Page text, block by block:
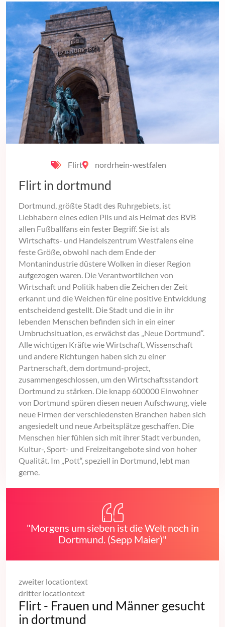
Flirt nordrhein-westfalen
Flirt in dortmund
Dortmund, größte Stadt des Ruhrgebiets, ist
Liebhabern eines edlen Pils und als Heimat des BVB
allen Fußballfans ein fester Begriff. Sie ist als
Wirtschafts- und Handelszentrum Westfalens eine
feste Größe, obwohl nach dem Ende der
Montanindustrie düstere Wolken in dieser Region
aufgezogen waren. Die Verantwortlichen von
Wirtschaft und Politik haben die Zeichen der Zeit
erkannt und die Weichen für eine positive Entwicklung
entscheidend gestellt. Die Stadt und die in ihr
lebenden Menschen befinden sich in ein einer
Umbruchsituation, es erwächst das „Neue Dortmund“.
Alle wichtigen Kräfte wie Wirtschaft, Wissenschaft
und andere Richtungen haben sich zu einer
Partnerschaft, dem dortmund-project,
zusammengeschlossen, um den Wirtschaftsstandort
Dortmund zu stärken. Die knapp 600000 Einwohner
von Dortmund spüren diesen neuen Aufschwung, viele
neue Firmen der verschiedensten Branchen haben sich
angesiedelt und neue Arbeitsplätze geschaffen. Die
Menschen hier fühlen sich mit ihrer Stadt verbunden,
Kultur-, Sport- und Freizeitangebote sind von hoher
Qualität. Im „Pott“, speziell in Dortmund, lebt man
gerne.
"Morgens um sieben ist die Welt noch in
Dortmund. (Sepp Maier)"
zweiter locationtext
dritter locationtext
Flirt - Frauen und Männer gesucht
in dortmund